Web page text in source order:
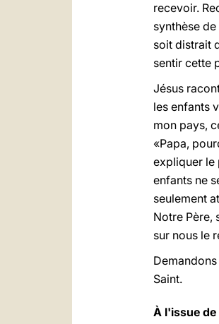
recevoir.
synthèse
soit distrait
sentir cette
Jésus
les enfants
mon pays,
«Papa,
expliquer le
enfants ne
seulement
Notre Père,
sur nous le
Saint.
À l'issue